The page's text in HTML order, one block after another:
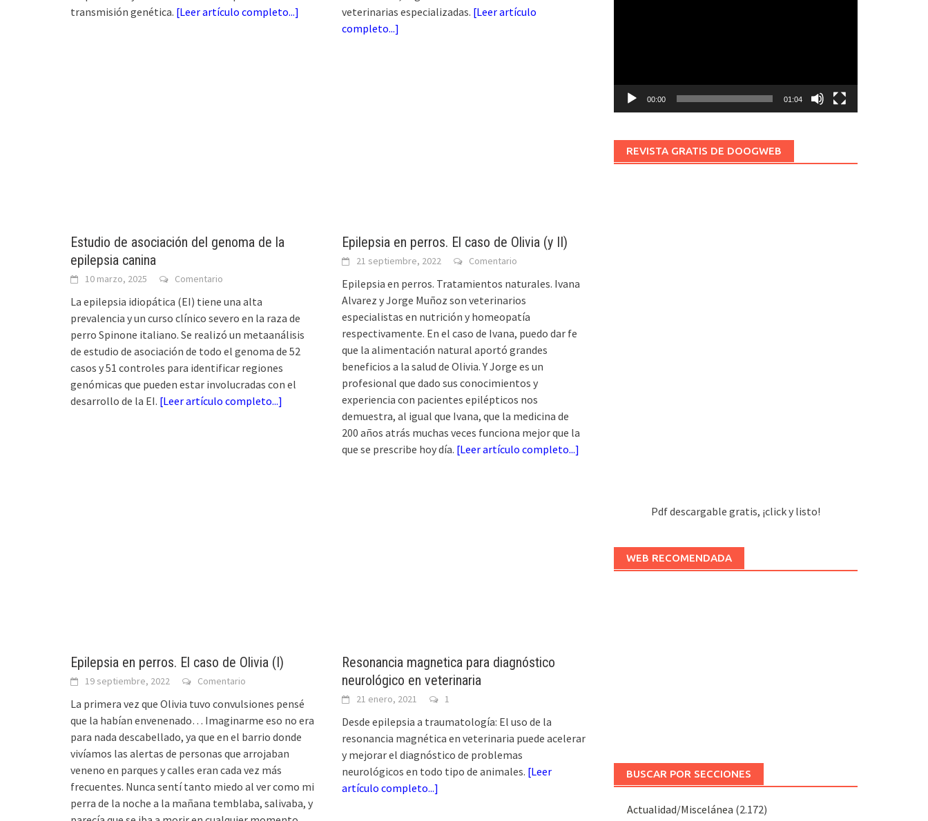
transmisión genética. [Leer artículo completo...]
veterinarias especializadas. [Leer artículo
completo...]
Estudio de asociación del genoma de la
epilepsia canina
10 marzo, 2025 Comentario
La epilepsia idiopática (EI) tiene una alta
prevalencia y un curso clínico severo en la raza de
perro Spinone italiano. Se realizó un metaanálisis
de estudio de asociación de todo el genoma de 52
casos y 51 controles para identificar regiones
genómicas que pueden estar involucradas con el
desarrollo de la EI. [Leer artículo completo...]
Epilepsia en perros. El caso de Olivia (y II)
21 septiembre, 2022 Comentario
Epilepsia en perros. Tratamientos naturales. Ivana
Alvarez y Jorge Muñoz son veterinarios
especialistas en nutrición y homeopatía
respectivamente. En el caso de Ivana, puedo dar fe
que la alimentación natural aportó grandes
beneficios a la salud de Olivia. Y Jorge es un
profesional que dado sus conocimientos y
experiencia con pacientes epilépticos nos
demuestra, al igual que Ivana, que la medicina de
200 años atrás muchas veces funciona mejor que la
que se prescribe hoy día. [Leer artículo completo...]
Epilepsia en perros. El caso de Olivia (I)
19 septiembre, 2022 Comentario
La primera vez que Olivia tuvo convulsiones pensé
que la habían envenenado… Imaginarme eso no era
para nada descabellado, ya que en el barrio donde
vivíamos las alertas de personas que arrojaban
veneno en parques y calles eran cada vez más
frecuentes. Nunca sentí tanto miedo al ver como mi
perra de la noche a la mañana temblaba, salivaba, y
Resonancia magnetica para diagnóstico
neurológico en veterinaria
21 enero, 2021 1
Desde epilepsia a traumatología: El uso de la
resonancia magnética en veterinaria puede acelerar
y mejorar el diagnóstico de problemas
neurológicos en todo tipo de animales. [Leer
artículo completo...]
00:00 01:04
REVISTA GRATIS DE DOOGWEB
Pdf descargable gratis, ¡click y listo!
WEB RECOMENDADA
BUSCAR POR SECCIONES
Actualidad/Miscelánea (2.172)